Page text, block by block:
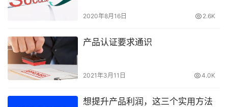
2020年8月16日 2.6K
产品认证要求通识
2021年3月11日 4.0K
想提升产品利润，这三个实用方法